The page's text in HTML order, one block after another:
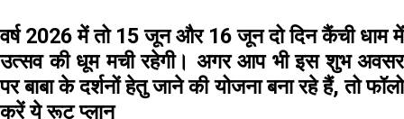
वर्ष 2026 में तो 15 जून और 16 जून दो दिन कैंची धाम में
उत्सव की धूम मची रहेगी। अगर आप भी इस शुभ अवसर
पर बाबा के दर्शनों हेतु जाने की योजना बना रहे हैं, तो फॉलो
करें ये रूट प्लान